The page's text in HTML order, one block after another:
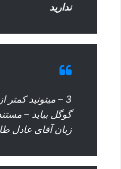
ندارید
3 – میتونید
گوگل بیاید –
زبان آقای عادل